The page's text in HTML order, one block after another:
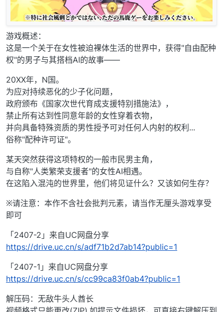
游戏概述：
这是一个关于在女性被迫裸体生活的世界中，获得"自由配种
权"的男子与其搭档AI的故事——
20XX年，N国。
为应对持续恶化的少子化问题，
政府颁布《国家次世代育成支援特别措施法》，
禁止所有达到性同意年龄的女性穿着衣物，
并向具备特殊资质的男性授予可对任何人内射的权利...
俗称"配种许可证"。
某天突然获得这项特权的一般市民男主角，
与自称"人类繁荣支援者"的女性AI相遇。
在这陷入混沌的世界里，他们将见证什么？又该如何生存？
※请注意：本作不含社会批判元素，请当作无厘头游戏享受
即可
「2407-2」来自UC网盘分享
https://drive.uc.cn/s/adf71b2d7ab14?public=1
「2407-1」来自UC网盘分享
https://drive.uc.cn/s/cc99ca83f0ab4?public=1
解压码：无敌牛头人酋长